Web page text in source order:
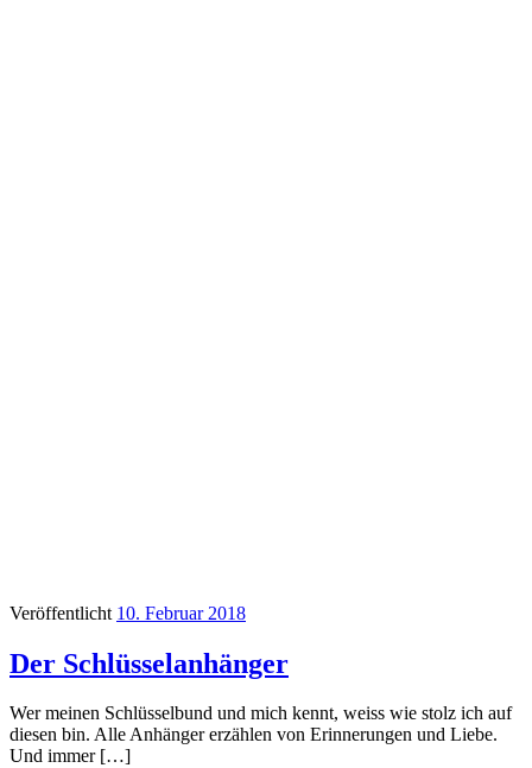
Veröffentlicht 10. Februar 2018
Der Schlüsselanhänger
Wer meinen Schlüsselbund und mich kennt, weiss wie stolz ich auf
diesen bin. Alle Anhänger erzählen von Erinnerungen und Liebe.
Und immer […]